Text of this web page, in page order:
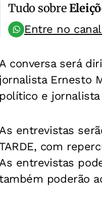
Tudo sobre
Entre no
A conversa será
jornalista Ernesto
político e jornalista
As entrevistas
com
As entrevistas
poderão